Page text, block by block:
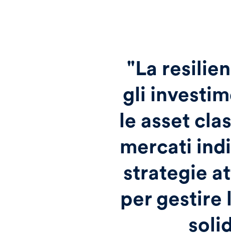
"La
gli
le asset
mercati
strategie
per gestire